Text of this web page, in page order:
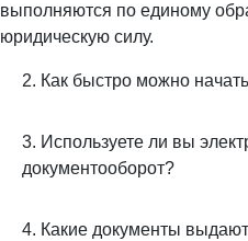
выполняются по единому
юридическую силу.
2. Как быстро можно
3. Используете ли вы
документооборот?
4. Какие документы